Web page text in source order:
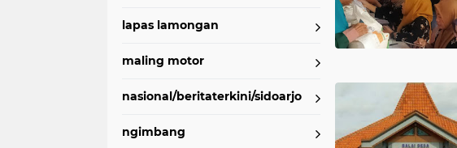
lapas lamongan
maling motor
nasional/beritaterkini/sidoarjo
ngimbang